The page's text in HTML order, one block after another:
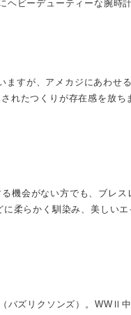
ビーデューティーな腕時
すが、アメカジにあわせ
たつくりが存在感を放
機会がない方でも、ブレ
柔らかく馴染み、美しい
ズリクソンズ）。WWⅡ